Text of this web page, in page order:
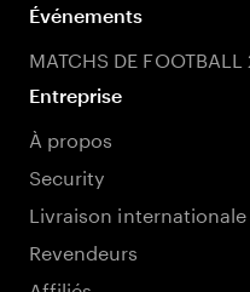
Événements
MATCHS DE
Entreprise
À propos
Security
Livraison internationale
Revendeurs